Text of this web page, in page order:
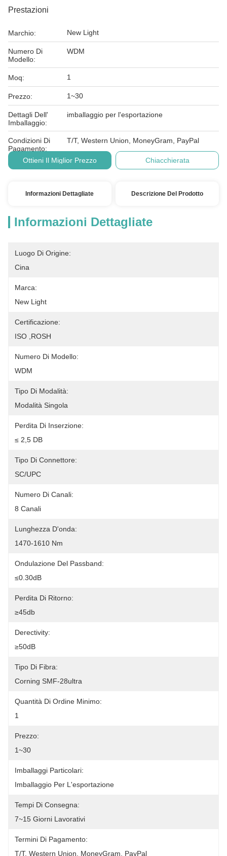
Prestazioni
Marchio: New Light
Numero Di
Modello:
WDM
Moq: 1
Prezzo: 1~30
Dettagli Dell'
Imballaggio:
imballaggio per l'esportazione
Condizioni Di
Pagamento:
T/T, Western Union, MoneyGram, PayPal
Ottieni Il Miglior Prezzo Chiacchierata
Informazioni Dettagliate Descrizione Del Prodotto
Informazioni Dettagliate
Luogo Di Origine:
Cina
Marca:
New Light
Certificazione:
ISO ,ROSH
Numero Di Modello:
WDM
Tipo Di Modalità:
Modalità Singola
Perdita Di Inserzione:
≤ 2,5 DB
Tipo Di Connettore:
SC/UPC
Numero Di Canali:
8 Canali
Lunghezza D'onda:
1470-1610 Nm
Ondulazione Del Passband:
≤0.30dB
Perdita Di Ritorno:
≥45db
Derectivity:
≥50dB
Tipo Di Fibra:
Corning SMF-28ultra
Quantità Di Ordine Minimo:
1
Prezzo:
1~30
Imballaggi Particolari:
Imballaggio Per L'esportazione
Tempi Di Consegna:
7~15 Giorni Lavorativi
Termini Di Pagamento:
T/T, Western Union, MoneyGram, PayPal